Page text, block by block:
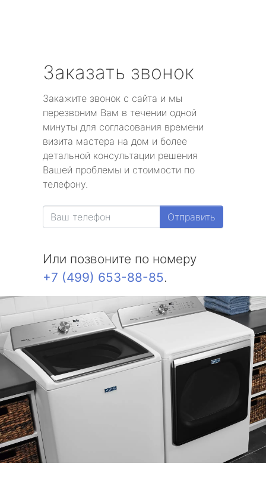
Заказать звонок
Закажите звонок с сайта и мы
перезвоним Вам в течении одной
минуты для согласования времени
визита мастера на дом и более
детальной консультации решения
Вашей проблемы и стоимости по
телефону.
Отправить
Или позвоните по номеру
+7 (499) 653-88-85.